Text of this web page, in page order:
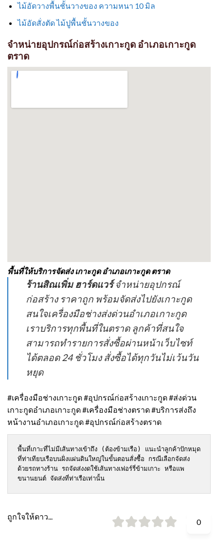
ไม้อัดวางพื้นชั้นวางของ ความหนา 10 มิล
ไม้อัดสั่งตัด ไม้ปูพื้นชั้นวางของ
จำหน่ายอุปกรณ์ก่อสร้างเกาะกูด อำเภอเกาะกูด
ตราด
พื้นที่ให้บริการจัดส่ง เกาะกูด อำเภอเกาะกูด ตราด
ร้านสิณเพิ่ม ฮาร์ดแวร์จำหน่ายอุปกรณ์
ก่อสร้าง ราคาถูก พร้อมจัดส่งไปยังเกาะกูด
สนใจเครื่องมือช่างส่งด่วนอำเภอเกาะกูด
เราบริการทุกพื้นที่ในตราด ลูกค้าที่สนใจ
สามารถทำรายการสั่งซื้อผ่านหน้าเว็บไซท์
ได้ตลอด 24 ชั่วโมง สั่งซื้อได้ทุกวันไม่เว้นวัน
หยุด
#เครื่องมือช่างเกาะกูด #อุปกรณ์ก่อสร้างเกาะกูด #ส่งด่วน
เกาะกูดอำเภอเกาะกูด #เครื่องมือช่างตราด #บริการส่งถึง
หน้างานอำเภอเกาะกูด #อุปกรณ์ก่อสร้างตราด
พื้นที่เกาะที่ไม่มีเส้นทางเข้าถึง (ต้องข้ามเรือ) แนะนำลูกค้าปักหมุด
ที่ท่าเทียบเรือบนฝั่งแผ่นดินใหญ่ในขั้นตอนสั่งซื้อ กรณีเลือกจัดส่ง
ด้วยรถทางร้าน รถจัดส่งงดใช้เส้นทางเฟอร์รี่ข้ามเกาะ หรือแพ
ขนานยนต์ จัดส่งที่ท่าเรือเท่านั้น
ถูกใจให้ดาว...
0